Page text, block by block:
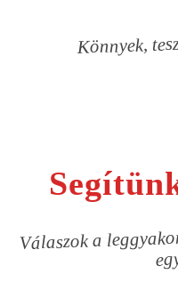
Könnyek,
Válaszok a